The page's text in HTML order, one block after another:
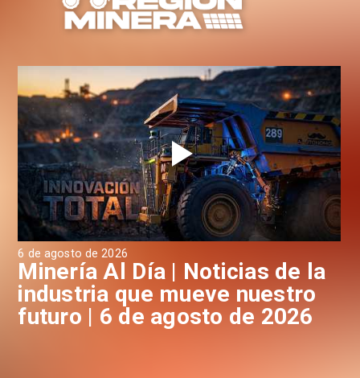
Día | Noticias de la
mueve nuestro
agosto de 2026
Minería Al
industria
futuro | 5